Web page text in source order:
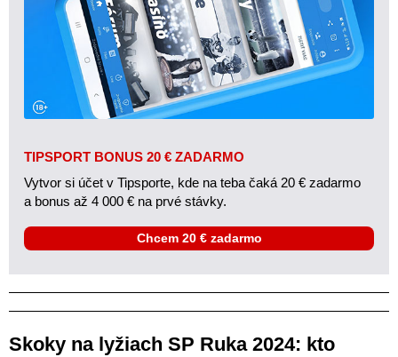
TIPSPORT BONUS 20 € ZADARMO
Vytvor si účet v Tipsporte, kde na teba čaká 20 € zadarmo
a bonus až 4 000 € na prvé stávky.
Chcem 20 € zadarmo
Skoky na lyžiach SP Ruka 2024: kto